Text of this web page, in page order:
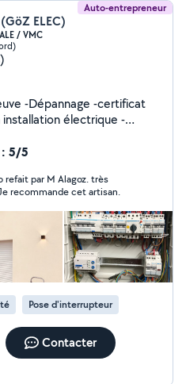
Auto-entrepreneur
ELEC)
/ VMC
tous les corps de métier
Vous pouvez
téléphone nous serons
discuter selon vos projets
attentes.
: 5/5
par M Alagoz. très
par le travail effectué. Je recommande cet artisan.
Pose d'interrupteur
Contacter